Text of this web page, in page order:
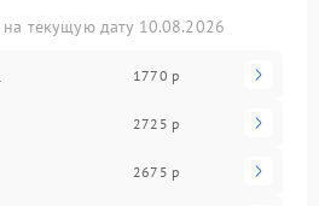
текущую дату 10.08.2026
1770 р
2725 р
2675 р